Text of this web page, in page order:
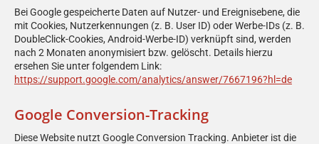
Bei Google gespeicherte Daten auf Nutzer- und Ereignisebene, die
mit Cookies, Nutzerkennungen (z. B. User ID) oder Werbe-IDs (z. B.
DoubleClick-Cookies, Android-Werbe-ID) verknüpft sind, werden
nach 2 Monaten anonymisiert bzw. gelöscht. Details hierzu
ersehen Sie unter folgendem Link:
https://support.google.com/analytics/answer/7667196?hl=de
Google Conversion-Tracking
Diese Website nutzt Google Conversion Tracking. Anbieter ist die